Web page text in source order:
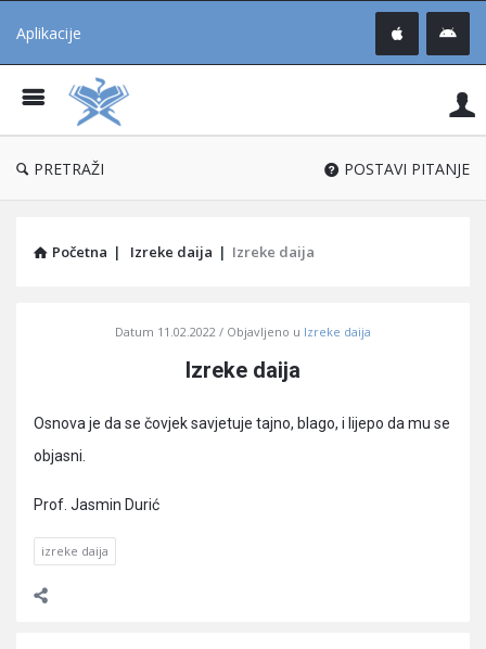
Aplikacije
®
PRETRAŽI POSTAVI PITANJE
Početna | Izreke daija | Izreke daija
Latest
Articles
Datum 11.02.2022 Objavljeno u Izreke daija
Izreke daija
Osnova je da se čovjek savjetuje tajno, blago, i lijepo da mu se
objasni.
Prof. Jasmin Durić
izreke daija